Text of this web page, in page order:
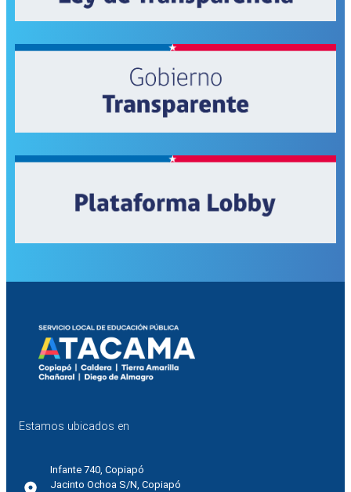
Estamos ubicados en
Infante 740, Copiapó
Jacinto Ochoa S/N, Copiapó